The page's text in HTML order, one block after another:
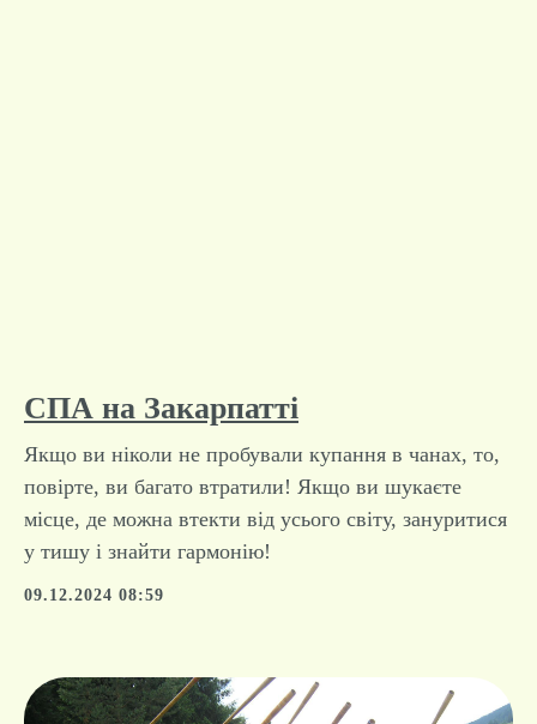
СПА на Закарпатті
Якщо ви ніколи не пробували купання в чанах, то,
повірте, ви багато втратили! Якщо ви шукаєте
місце, де можна втекти від усього світу, зануритися
у тишу і знайти гармонію!
09.12.2024 08:59